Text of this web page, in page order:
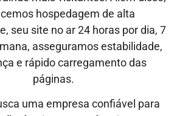
hospedagem de alta
seu site no ar24 horas por dia, 7
asseguramos estabilidade,
e rápido carregamento das
páginas.
uma empresa confiável para